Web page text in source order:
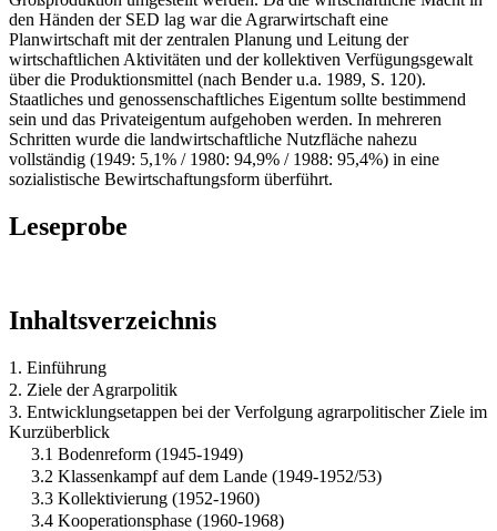
den Händen der SED lag war die Agrarwirtschaft eine
Planwirtschaft mit der zentralen Planung und Leitung der
wirtschaftlichen Aktivitäten und der kollektiven Verfügungsgewalt
über die Produktionsmittel (nach Bender u.a. 1989, S. 120).
Staatliches und genossenschaftliches Eigentum sollte bestimmend
sein und das Privateigentum aufgehoben werden. In mehreren
Schritten wurde die landwirtschaftliche Nutzfläche nahezu
vollständig (1949: 5,1% / 1980: 94,9% / 1988: 95,4%) in eine
sozialistische Bewirtschaftungsform überführt.
Leseprobe
Inhaltsverzeichnis
1. Einführung
2. Ziele der Agrarpolitik
3. Entwicklungsetappen bei der Verfolgung agrarpolitischer Ziele im
Kurzüberblick
3.1 Bodenreform (1945-1949)
3.2 Klassenkampf auf dem Lande (1949-1952/53)
3.3 Kollektivierung (1952-1960)
3.4 Kooperationsphase (1960-1968)